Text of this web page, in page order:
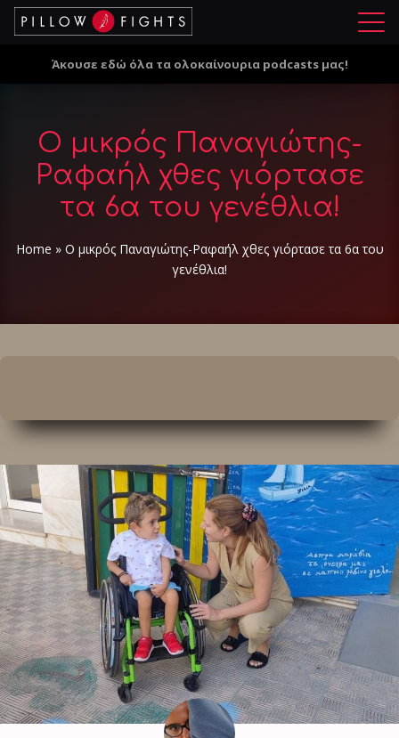
Μ
ο
Άκουσε εδώ όλα τα ολοκαίνουρια podcasts μας!
Ο μικρός Παναγιώτης-
Ραφαήλ χθες γιόρτασε
τα 6α του γενέθλια!
Home » Ο μικρός Παναγιώτης-Ραφαήλ χθες γιόρτασε τα 6α του
γενέθλια!